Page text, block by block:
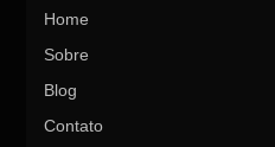
Home
Sobre
Blog
Contato